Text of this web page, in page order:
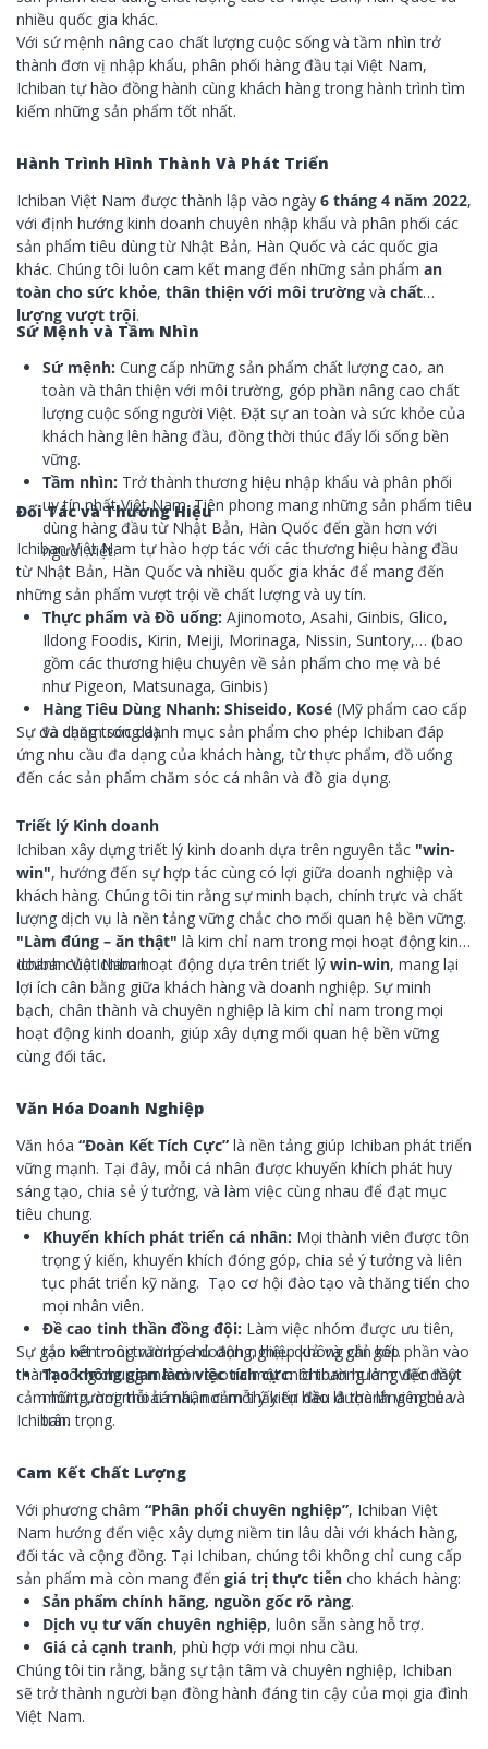
nhiều quốc gia khác.
Với sứ mệnh nâng cao chất lượng cuộc sống và tầm nhìn trở
thành đơn vị nhập khẩu, phân phối hàng đầu tại Việt Nam,
Ichiban tự hào đồng hành cùng khách hàng trong hành trình tìm
kiếm những sản phẩm tốt nhất.
Hành Trình Hình Thành Và Phát Triển
Ichiban Việt Nam được thành lập vào ngày 6 tháng 4 năm 2022,
với định hướng kinh doanh chuyên nhập khẩu và phân phối các
sản phẩm tiêu dùng từ Nhật Bản, Hàn Quốc và các quốc gia
khác. Chúng tôi luôn cam kết mang đến những sản phẩm an
toàn cho sức khỏe, thân thiện với môi trường và chất
lượng vượt trội.
Sứ Mệnh và Tầm Nhìn
Sứ mệnh: Cung cấp những sản phẩm chất lượng cao, an
toàn và thân thiện với môi trường, góp phần nâng cao chất
lượng cuộc sống người Việt. Đặt sự an toàn và sức khỏe của
khách hàng lên hàng đầu, đồng thời thúc đẩy lối sống bền
vững.
Tầm nhìn: Trở thành thương hiệu nhập khẩu và phân phối
uy tín nhất Việt Nam. Tiên phong mang những sản phẩm tiêu
dùng hàng đầu từ Nhật Bản, Hàn Quốc đến gần hơn với
người Việt.
Đối Tác và Thương Hiệu
Ichiban Việt Nam tự hào hợp tác với các thương hiệu hàng đầu
từ Nhật Bản, Hàn Quốc và nhiều quốc gia khác để mang đến
những sản phẩm vượt trội về chất lượng và uy tín.
Thực phẩm và Đồ uống: Ajinomoto, Asahi, Ginbis, Glico,
Ildong Foodis, Kirin, Meiji, Morinaga, Nissin, Suntory,… (bao
gồm các thương hiệu chuyên về sản phẩm cho mẹ và bé
như Pigeon, Matsunaga, Ginbis)
Hàng Tiêu Dùng Nhanh: Shiseido, Kosé (Mỹ phẩm cao cấp
và chăm sóc da).
Sự đa dạng trong danh mục sản phẩm cho phép Ichiban đáp
ứng nhu cầu đa dạng của khách hàng, từ thực phẩm, đồ uống
đến các sản phẩm chăm sóc cá nhân và đồ gia dụng.
Triết lý Kinh doanh
Ichiban xây dựng triết lý kinh doanh dựa trên nguyên tắc "win-
win", hướng đến sự hợp tác cùng có lợi giữa doanh nghiệp và
khách hàng. Chúng tôi tin rằng sự minh bạch, chính trực và chất
lượng dịch vụ là nền tảng vững chắc cho mối quan hệ bền vững.
"Làm đúng – ăn thật" là kim chỉ nam trong mọi hoạt động kinh
doanh của Ichiban.
Ichiban Việt Nam hoạt động dựa trên triết lý win-win, mang lại
lợi ích cân bằng giữa khách hàng và doanh nghiệp. Sự minh
bạch, chân thành và chuyên nghiệp là kim chỉ nam trong mọi
hoạt động kinh doanh, giúp xây dựng mối quan hệ bền vững
cùng đối tác.
Văn Hóa Doanh Nghiệp
Văn hóa “Đoàn Kết Tích Cực” là nền tảng giúp Ichiban phát triển
vững mạnh. Tại đây, mỗi cá nhân được khuyến khích phát huy
sáng tạo, chia sẻ ý tưởng, và làm việc cùng nhau để đạt mục
tiêu chung.
Khuyến khích phát triển cá nhân: Mọi thành viên được tôn
trọng ý kiến, khuyến khích đóng góp, chia sẻ ý tưởng và liên
tục phát triển kỹ năng. Tạo cơ hội đào tạo và thăng tiến cho
mọi nhân viên.
Đề cao tinh thần đồng đội: Làm việc nhóm được ưu tiên,
tạo nên môi trường chủ động, hiệu quả và gắn kết.
Tạo không gian làm việc tích cực:Ichiban hướng đến một
môi trường thoải mái, nơi mỗi ý kiến đều được lắng nghe và
trân trọng.
Sự gắn kết trong văn hóa doanh nghiệp không chỉ góp phần vào
thành công chung mà còn tạo ra một môi trường làm việc đầy
cảm hứng, nơi mỗi cá nhân cảm thấy tự hào là thành viên của
Ichiban.
Cam Kết Chất Lượng
Với phương châm “Phân phối chuyên nghiệp”, Ichiban Việt
Nam hướng đến việc xây dựng niềm tin lâu dài với khách hàng,
đối tác và cộng đồng. Tại Ichiban, chúng tôi không chỉ cung cấp
sản phẩm mà còn mang đến giá trị thực tiễn cho khách hàng:
Sản phẩm chính hãng, nguồn gốc rõ ràng.
Dịch vụ tư vấn chuyên nghiệp, luôn sẵn sàng hỗ trợ.
Giá cả cạnh tranh, phù hợp với mọi nhu cầu.
Chúng tôi tin rằng, bằng sự tận tâm và chuyên nghiệp, Ichiban
sẽ trở thành người bạn đồng hành đáng tin cậy của mọi gia đình
Việt Nam.